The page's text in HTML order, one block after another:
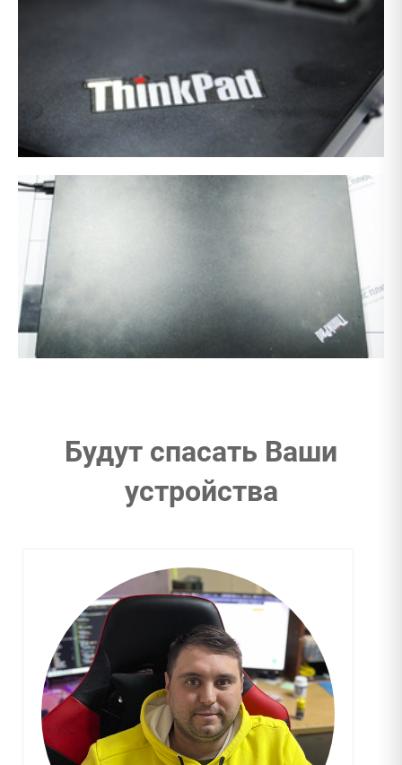
Будут спасать Ваши
устройства